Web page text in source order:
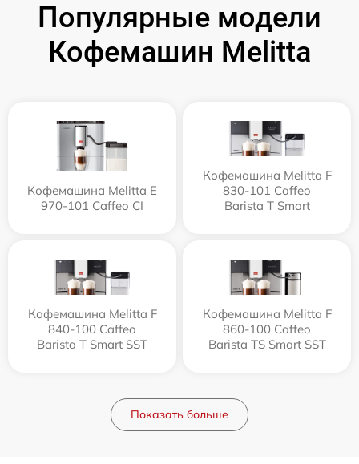
Популярные модели
Кофемашин Melitta
Кофемашина Melitta Е
970-101 Caffeo CI
Кофемашина Melitta F
830-101 Caffeo
Barista T Smart
Кофемашина Melitta F
840-100 Caffeo
Barista T Smart SST
Кофемашина Melitta F
860-100 Caffeo
Barista TS Smart SST
Показать больше